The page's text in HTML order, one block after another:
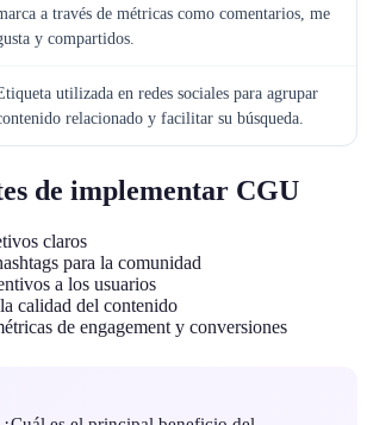
a través de métricas como comentarios, me
y compartidos.
utilizada en redes sociales para agrupar
relacionado y facilitar su búsqueda.
de implementar CGU
claros
para la comunidad
a los usuarios
calidad del contenido
de engagement y conversiones